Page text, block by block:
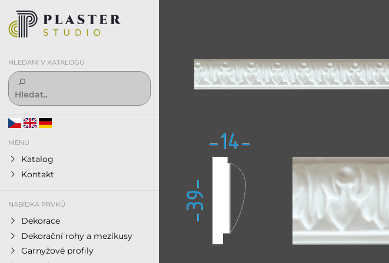
HLEDÁNÍ V KATALOGU
MENU
Katalog
Kontakt
NABÍDKA PRVKŮ
Dekorace
Dekorační rohy a mezikusy
Garnyžové profily